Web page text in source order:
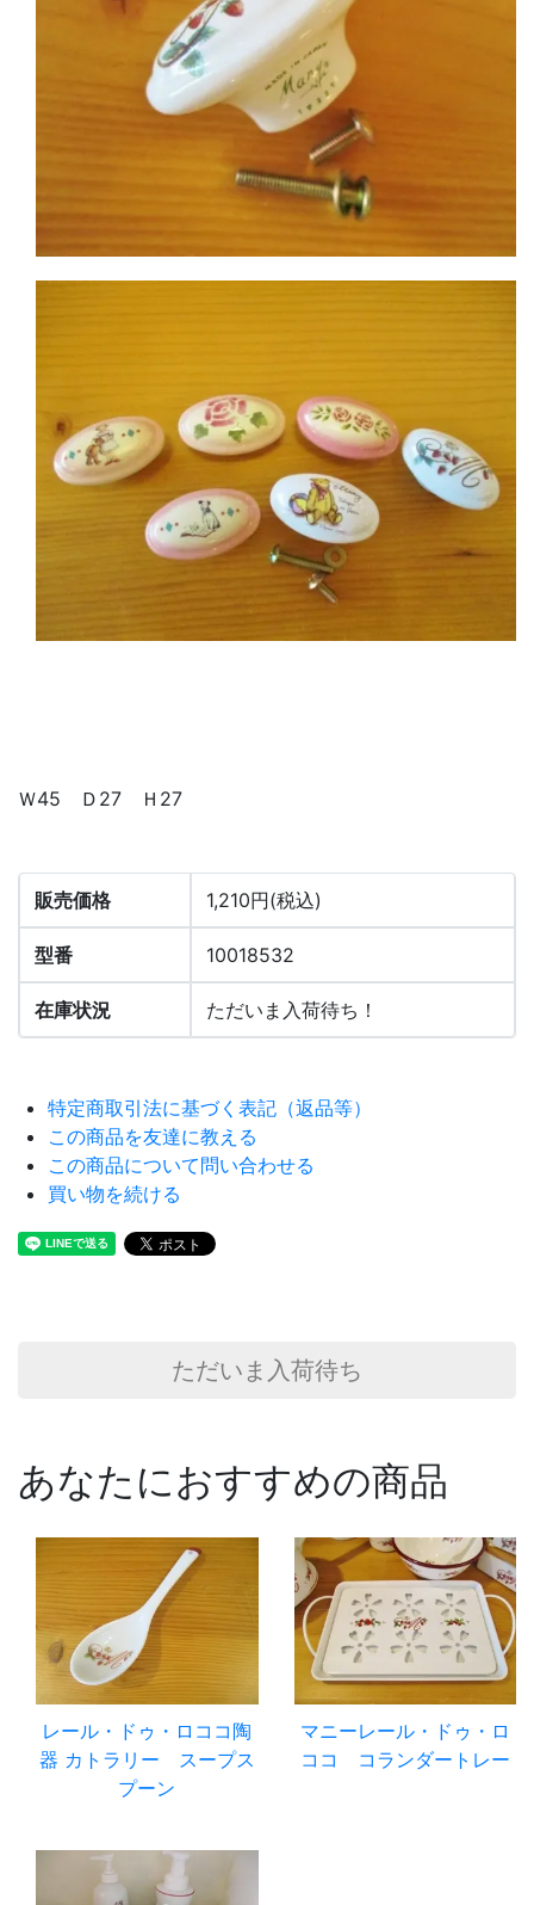
Ｗ45 Ｄ27 Ｈ27
販売価格 1,210円(税込)
型番 10018532
在庫状況 ただいま入荷待ち！
特定商取引法に基づく表記（返品等）
この商品を友達に教える
この商品について問い合わせる
買い物を続ける
ただいま入荷待ち
あなたにおすすめの商品
レール・ドゥ・ロココ陶
器 カトラリー スープス
プーン
マニーレール・ドゥ・ロ
ココ コランダートレー